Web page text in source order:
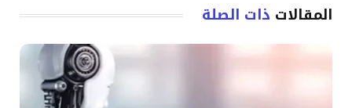
المقالات ذات الصلة